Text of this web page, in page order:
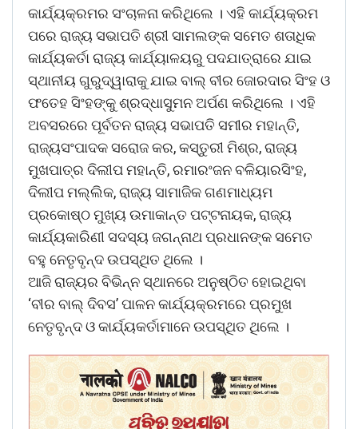
କାର୍ଯ୍ୟକ୍ରମର ସଂଚାଳନା କରିଥିଲେ । ଏହି କାର୍ଯ୍ୟକ୍ରମ
ପରେ ରାଜ୍ୟ ସଭାପତି ଶ୍ରୀ ସାମଲଙ୍କ ସମେତ ଶତାଧିକ
କାର୍ଯ୍ୟକର୍ତା ରାଜ୍ୟ କାର୍ଯ୍ୟାଳୟରୁ ପଦଯାତ୍ରାରେ ଯାଇ
ସ୍ଥାନୀୟ ଗୁରୁଦ୍ୱାରାକୁ ଯାଇ ବାଲ୍ ବୀର ଜୋରଦାର ସିଂହ ଓ
ଫତେହ ସିଂହଙ୍କୁ ଶ୍ରଦ୍ଧାସୁମନ ଅର୍ପଣ କରିଥିଲେ । ଏହି
ଅବସରରେ ପୂର୍ବତନ ରାଜ୍ୟ ସଭାପତି ସମୀର ମହାନ୍ତି,
ରାଜ୍ୟସଂପାଦକ ସରୋଜ କର, କସ୍ତୁରୀ ମିଶ୍ର, ରାଜ୍ୟ
ମୁଖପାତ୍ର ଦିଲୀପ ମହାନ୍ତି, ରମାରଂଜନ ବଳିୟାରସିଂହ,
ଦିଲୀପ ମଲ୍ଲିକ, ରାଜ୍ୟ ସାମାଜିକ ଗଣମାଧ୍ୟମ
ପ୍ରକୋଷ୍ଠ ମୁଖ୍ୟ ଉମାକାନ୍ତ ପଟ୍ଟନାୟକ, ରାଜ୍ୟ
କାର୍ଯ୍ୟକାରିଣୀ ସଦସ୍ୟ ଜଗନ୍ନାଥ ପ୍ରଧାନଙ୍କ ସମେତ
ବହୁ ନେତୃବୃନ୍ଦ ଉପସ୍ଥିତ ଥିଲେ ।
ଆଜି ରାଜ୍ୟର ବିଭିନ୍ନ ସ୍ଥାନରେ ଅନୁଷ୍ଠିତ ହୋଇଥିବା
‘ବୀର ବାଲ୍ ଦିବସ’ ପାଳନ କାର୍ଯ୍ୟକ୍ରମରେ ପ୍ରମୁଖ
ନେତୃବୃନ୍ଦ ଓ କାର୍ଯ୍ୟକର୍ତାମାନେ ଉପସ୍ଥିତ ଥିଲେ ।